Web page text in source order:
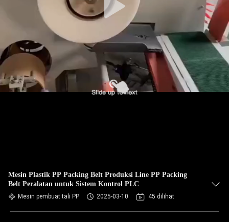
Mesin Plastik PP Packing Belt Produksi Line PP Packing
Belt Peralatan untuk Sistem Kontrol PLC
Mesin pembuat tali PP 2025-03-10 45 dilihat